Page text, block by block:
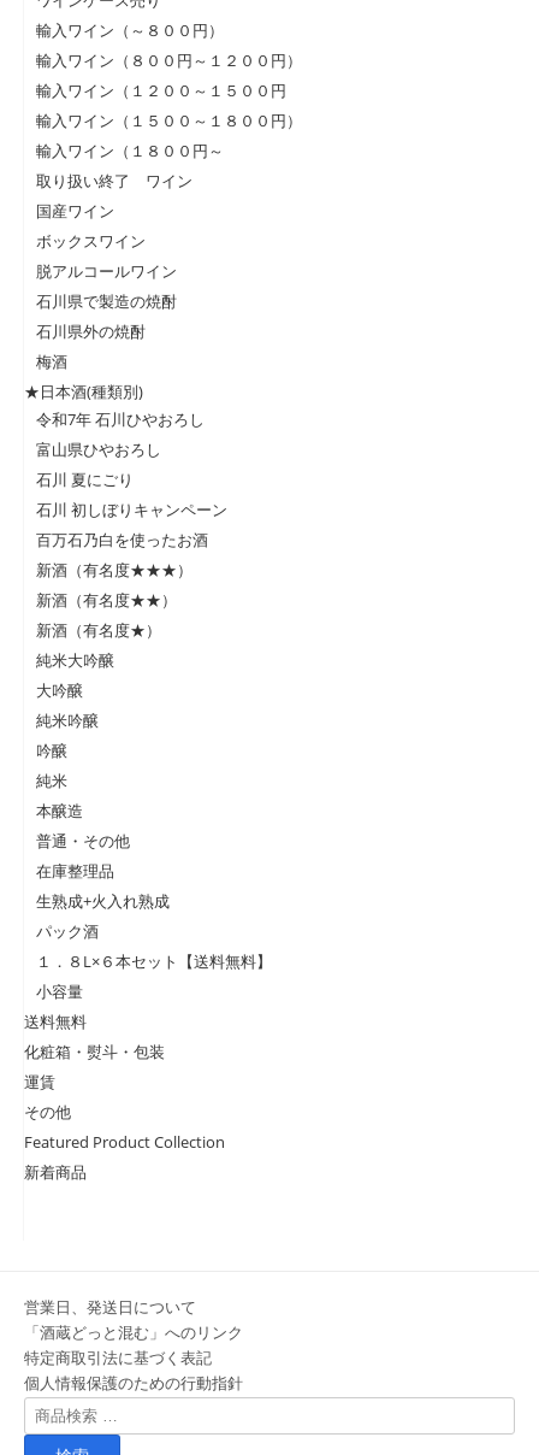
輸入ワイン（～８００円）
輸入ワイン（８００円～１２００円）
輸入ワイン（１２００～１５００円
輸入ワイン（１５００～１８００円）
輸入ワイン（１８００円～
取り扱い終了 ワイン
国産ワイン
ボックスワイン
脱アルコールワイン
石川県で製造の焼酎
石川県外の焼酎
梅酒
★日本酒(種類別)
令和7年 石川ひやおろし
富山県ひやおろし
石川 夏にごり
石川 初しぼりキャンペーン
百万石乃白を使ったお酒
新酒（有名度★★★）
新酒（有名度★★）
新酒（有名度★）
純米大吟醸
大吟醸
純米吟醸
吟醸
純米
本醸造
普通・その他
在庫整理品
生熟成+火入れ熟成
パック酒
１．８L×６本セット【送料無料】
小容量
送料無料
化粧箱・熨斗・包装
運賃
その他
Featured Product Collection
新着商品
営業日、発送日について
「酒蔵どっと混む」へのリンク
特定商取引法に基づく表記
個人情報保護のための行動指針
検
索